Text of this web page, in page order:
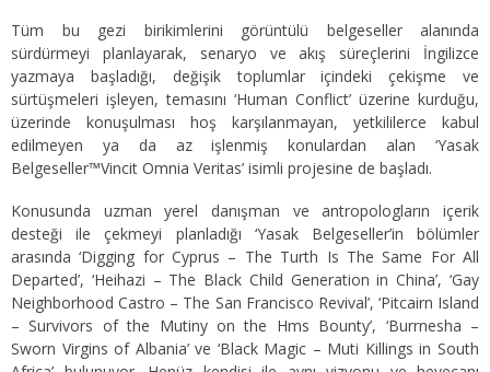
Tüm bu gezi birikimlerini görüntülü belgeseller alanında
sürdürmeyi planlayarak, senaryo ve akış süreçlerini İngilizce
yazmaya başladığı, değişik toplumlar içindeki çekişme ve
sürtüşmeleri işleyen, temasını ‘Human Conflict’ üzerine kurduğu,
üzerinde konuşulması hoş karşılanmayan, yetkililerce kabul
edilmeyen ya da az işlenmiş konulardan alan ‘Yasak
Belgeseller™Vincit Omnia Veritas’ isimli projesine de başladı.
Konusunda uzman yerel danışman ve antropologların içerik
desteği ile çekmeyi planladığı ‘Yasak Belgeseller’in bölümler
arasında ‘Digging for Cyprus – The Turth Is The Same For All
Departed’, ‘Heihazi – The Black Child Generation in China’, ‘Gay
Neighborhood Castro – The San Francisco Revival’, ‘Pitcairn Island
– Survivors of the Mutiny on the Hms Bounty’, ‘Burrnesha –
Sworn Virgins of Albania’ ve ‘Black Magic – Muti Killings in South